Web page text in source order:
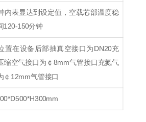
内表显达到设定值，空载芯部温度稳
120-150分钟
置在设备后部抽真空接口为DN20充
缩空气接口为￠8mm气管接口充氮气
￠12mm气管接口